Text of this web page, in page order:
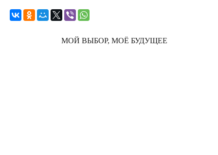
МОЙ ВЫБОР, МОЁ БУДУЩЕЕ